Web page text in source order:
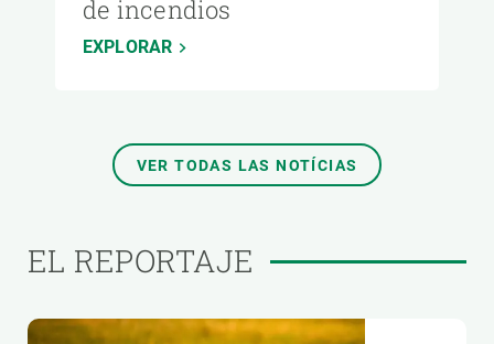
de incendios
EXPLORAR
VER TODAS LAS NOTÍCIAS
EL REPORTAJE